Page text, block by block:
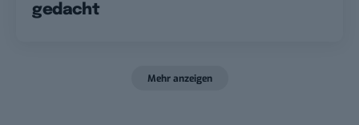
gedacht
Mehr anzeigen